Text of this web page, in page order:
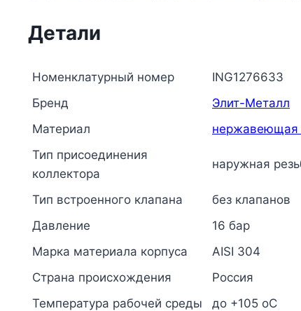
Детали
Номенклатурный номер
ING1276633
Бренд
Элит-Металл
Материал
нержавеющая
Тип присоединения
коллектора
наружная
Тип встроенного клапана
без клапанов
Давление
16 бар
Марка материала корпуса
AISI 304
Страна происхождения
Россия
Температура рабочей среды
до +105 oC